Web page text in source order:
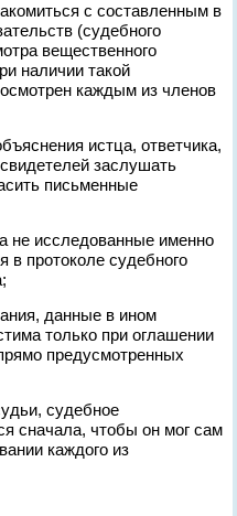
с составленным в
(судебного
вещественного
наличии такой
каждым из членов
истца, ответчика,
заслушать
письменные
не исследованные именно
протоколе судебного
данные в ином
только при оглашении
предусмотренных
судебное
сначала, чтобы он мог сам
каждого из